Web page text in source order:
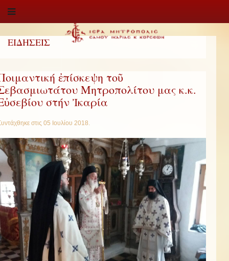
ΕΙΔΗΣΕΙΣ
ἐπίσκεψη τοῦ
Μητροπολίτου μας κ.κ.
στήν Ἰκαρία
στις 05 Ιουλίου 2018.